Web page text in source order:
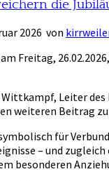
die
2026 von
Freitag,
Leiter
weiteren Beitrag
für
– und
besonderen